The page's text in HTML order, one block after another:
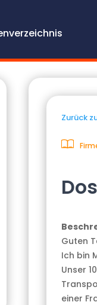
Zurück
Guten
Ich bin
Unser
einer